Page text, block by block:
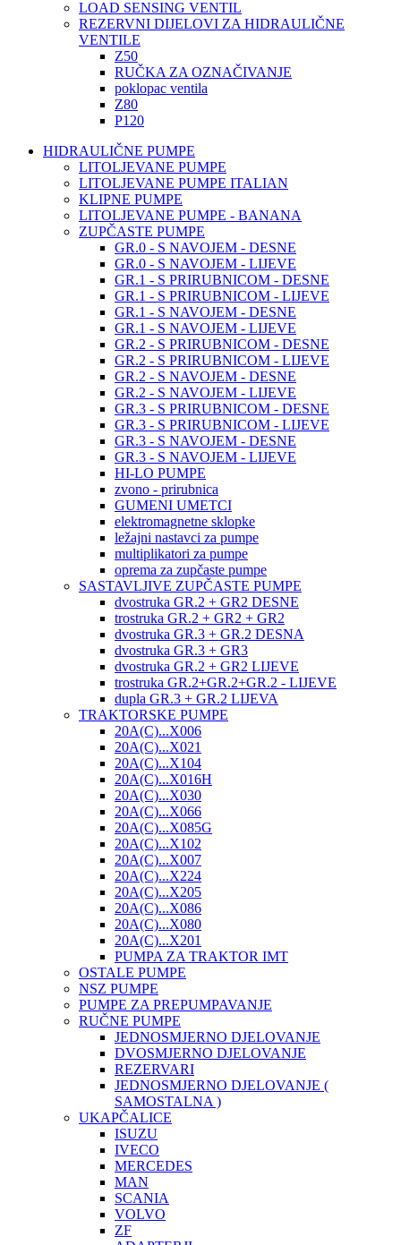
LOAD SENSING VENTIL
REZERVNI DIJELOVI ZA HIDRAULIČNE
VENTILE
Z50
RUČKA ZA OZNAČIVANJE
poklopac ventila
Z80
P120
HIDRAULIČNE PUMPE
LITOLJEVANE PUMPE
LITOLJEVANE PUMPE ITALIAN
KLIPNE PUMPE
LITOLJEVANE PUMPE - BANANA
ZUPČASTE PUMPE
GR.0 - S NAVOJEM - DESNE
GR.0 - S NAVOJEM - LIJEVE
GR.1 - S PRIRUBNICOM - DESNE
GR.1 - S PRIRUBNICOM - LIJEVE
GR.1 - S NAVOJEM - DESNE
GR.1 - S NAVOJEM - LIJEVE
GR.2 - S PRIRUBNICOM - DESNE
GR.2 - S PRIRUBNICOM - LIJEVE
GR.2 - S NAVOJEM - DESNE
GR.2 - S NAVOJEM - LIJEVE
GR.3 - S PRIRUBNICOM - DESNE
GR.3 - S PRIRUBNICOM - LIJEVE
GR.3 - S NAVOJEM - DESNE
GR.3 - S NAVOJEM - LIJEVE
HI-LO PUMPE
zvono - prirubnica
GUMENI UMETCI
elektromagnetne sklopke
ležajni nastavci za pumpe
multiplikatori za pumpe
oprema za zupčaste pumpe
SASTAVLJIVE ZUPČASTE PUMPE
dvostruka GR.2 + GR2 DESNE
trostruka GR.2 + GR2 + GR2
dvostruka GR.3 + GR.2 DESNA
dvostruka GR.3 + GR3
dvostruka GR.2 + GR2 LIJEVE
trostruka GR.2+GR.2+GR.2 - LIJEVE
dupla GR.3 + GR.2 LIJEVA
TRAKTORSKE PUMPE
20A(C)...X006
20A(C)...X021
20A(C)...X104
20A(C)...X016H
20A(C)...X030
20A(C)...X066
20A(C)...X085G
20A(C)...X102
20A(C)...X007
20A(C)...X224
20A(C)...X205
20A(C)...X086
20A(C)...X080
20A(C)...X201
PUMPA ZA TRAKTOR IMT
OSTALE PUMPE
NSZ PUMPE
PUMPE ZA PREPUMPAVANJE
RUČNE PUMPE
JEDNOSMJERNO DJELOVANJE
DVOSMJERNO DJELOVANJE
REZERVARI
JEDNOSMJERNO DJELOVANJE (
SAMOSTALNA )
UKAPČALICE
ISUZU
IVECO
MERCEDES
MAN
SCANIA
VOLVO
ZF